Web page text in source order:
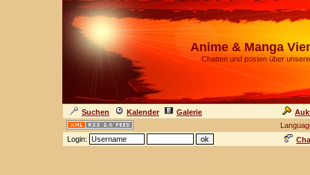
Anime & Manga
Chatten und posten über
Suchen Kalender Galerie
Login: